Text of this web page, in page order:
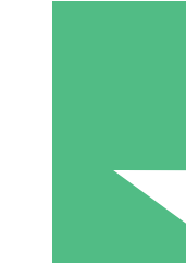
Betala per